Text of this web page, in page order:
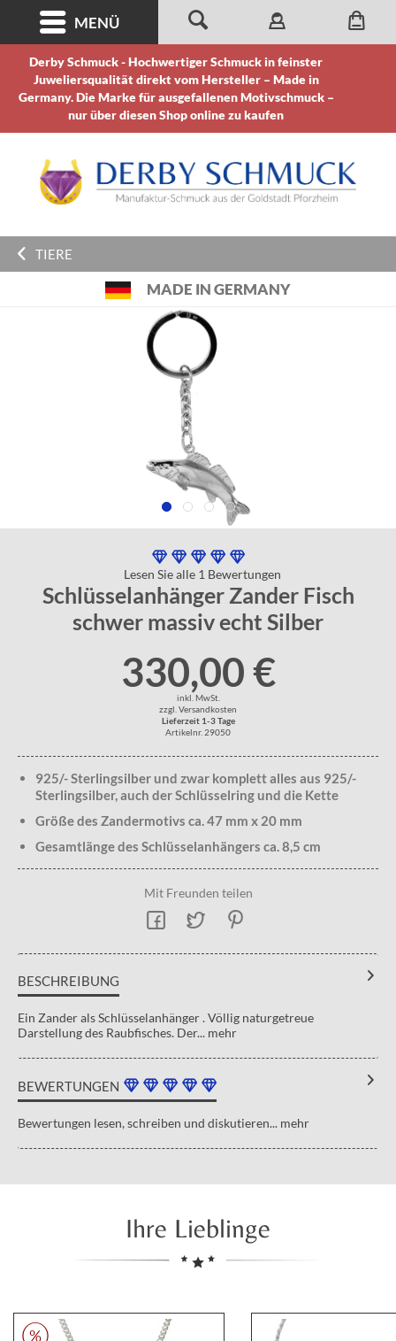
Derby Schmuck - Hochwertiger Schmuck in feinster
Juweliersqualität direkt vom Hersteller – Made in
Germany. Die Marke für ausgefallenen Motivschmuck –
nur über diesen Shop online zu kaufen
MENÜ
TIERE
MADE IN GERMANY
Lesen Sie alle 1 Bewertungen
Schlüsselanhänger Zander Fisch
schwer massiv echt Silber
330,00 €
inkl. MwSt.
zzgl. Versandkosten
Lieferzeit 1-3 Tage
Artikelnr. 29050
925/- Sterlingsilber und zwar komplett alles aus 925/-
Sterlingsilber, auch der Schlüsselring und die Kette
Größe des Zandermotivs ca. 47 mm x 20 mm
Gesamtlänge des Schlüsselanhängers ca. 8,5 cm
Mit Freunden teilen
BESCHREIBUNG
Ein Zander als Schlüsselanhänger . Völlig naturgetreue
Darstellung des Raubfisches. Der... mehr
BEWERTUNGEN
Bewertungen lesen, schreiben und diskutieren... mehr
Ihre Lieblinge